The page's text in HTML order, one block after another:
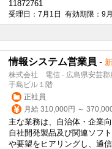
11872761
受理日：7月1日 有効期限：9
情報システム営業員 -
株式会社 電信 - 広島県安芸郡
手島ビル１階
正社員
月給 310,000円 ～
主な業務は、自治体・企業
自社開発製品及び関連ソフ
や要望をヒアリングし、通